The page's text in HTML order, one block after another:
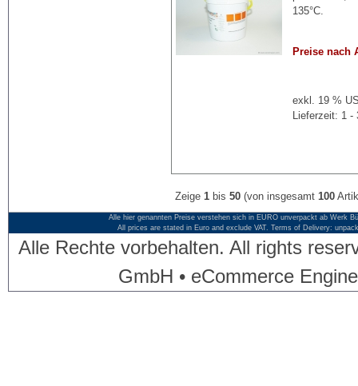
135°C.
Preise nach
exkl. 19 %
Lieferzeit: 1
Zeige1 bis50 (von insgesamt100
Alle hier genannten Preise verstehen sich in EURO unverpackt ab Werk
All prices are stated in Euro and exclude VAT. Terms of Delivery:
Alle Rechte vorbehalten. All rights
GmbH • eCommerce